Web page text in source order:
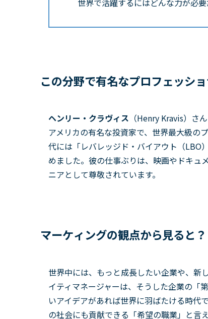
世界で活躍するにはどんな力が必要
この分野で有名なプロフェッシ
ヘンリー・クラヴィス （Henry Kravis）さん
アメリカの有名な投資家で、世界最大級の
代には「レバレッジド・バイアウト（LBO
めました。彼の仕事ぶりは、映画やドキュ
ニアとして尊敬されています。
マーケィングの観点から見ると？
世界中には、もっと成長したい企業や、新
イティマネージャーは、そうした企業の「
いアイデアがあれば世界に羽ばたける時代
の社会にも貢献できる「希望の職業」と言